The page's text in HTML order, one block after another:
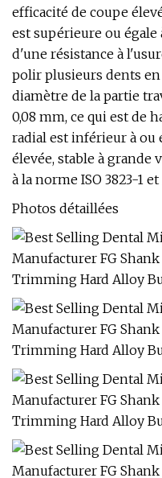
efficacité de coupe
est supérieure ou égale
d'une résistance à
polir plusieurs dents
diamètre de la partie
0,08 mm, ce qui est de
radial est inférieur à ou
élevée, stable à grande
à la norme ISO 3823-1
Photos détaillées